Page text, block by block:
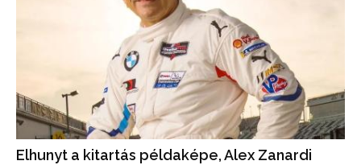
Elhunyt a kitartás példaképe, Alex Zanardi